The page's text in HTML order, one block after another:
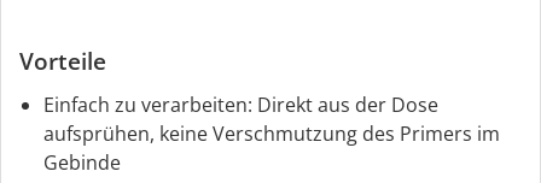
Vorteile
Einfach zu verarbeiten: Direkt aus der Dose
aufsprühen, keine Verschmutzung des Primers im
Gebinde